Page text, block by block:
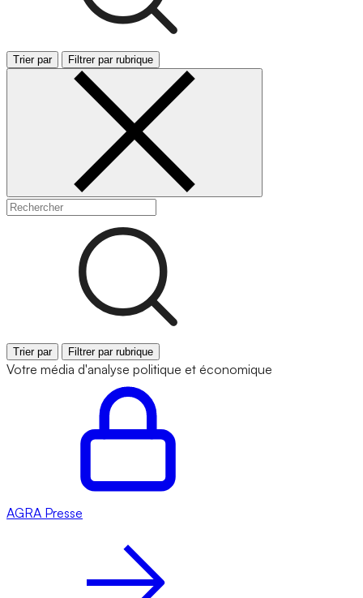
Trier par Filtrer par rubrique
Trier par Filtrer par rubrique
Votre média d'analyse politique et économique
AGRA Presse